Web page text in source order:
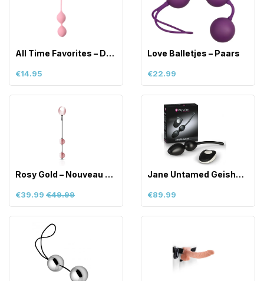
All Time Favorites – Duo ballen –
€14.95
Love Balletjes – Paars
€22.99
Rosy Gold – Nouveau Kegel Balls
€39.99 €49.99
Jane Untamed Geisha Balls Vibe – Schwar
€89.99